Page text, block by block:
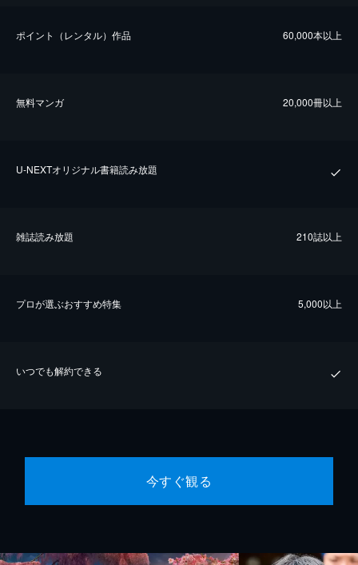
ポイント（レンタル）作品 60,000本以上
無料マンガ 20,000冊以上
U-NEXTオリジナル書籍読み放題
雑誌読み放題 210誌以上
プロが選ぶおすすめ特集 5,000以上
いつでも解約できる
今すぐ観る